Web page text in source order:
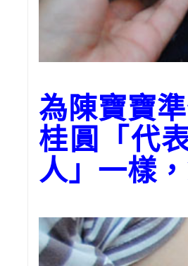
為陳寶寶
桂圓「代
人」一樣